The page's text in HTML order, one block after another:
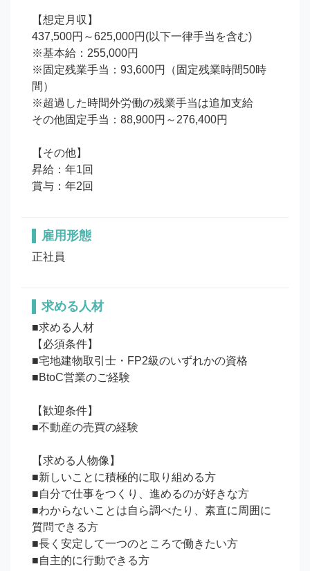
【想定月収】
437,500円～625,000円(以下一律手当を含む)
※基本給：255,000円
※固定残業手当：93,600円（固定残業時間50時
間）
※超過した時間外労働の残業手当は追加支給
その他固定手当：88,900円～276,400円
【その他】
昇給：年1回
賞与：年2回
雇用形態
正社員
求める人材
■求める人材
【必須条件】
■宅地建物取引士・FP2級のいずれかの資格
■BtoC営業のご経験
【歓迎条件】
■不動産の売買の経験
【求める人物像】
■新しいことに積極的に取り組める方
■自分で仕事をつくり、進めるのが好きな方
■わからないことは自ら調べたり、素直に周囲に
質問できる方
■長く安定して一つのところで働きたい方
■自主的に行動できる方